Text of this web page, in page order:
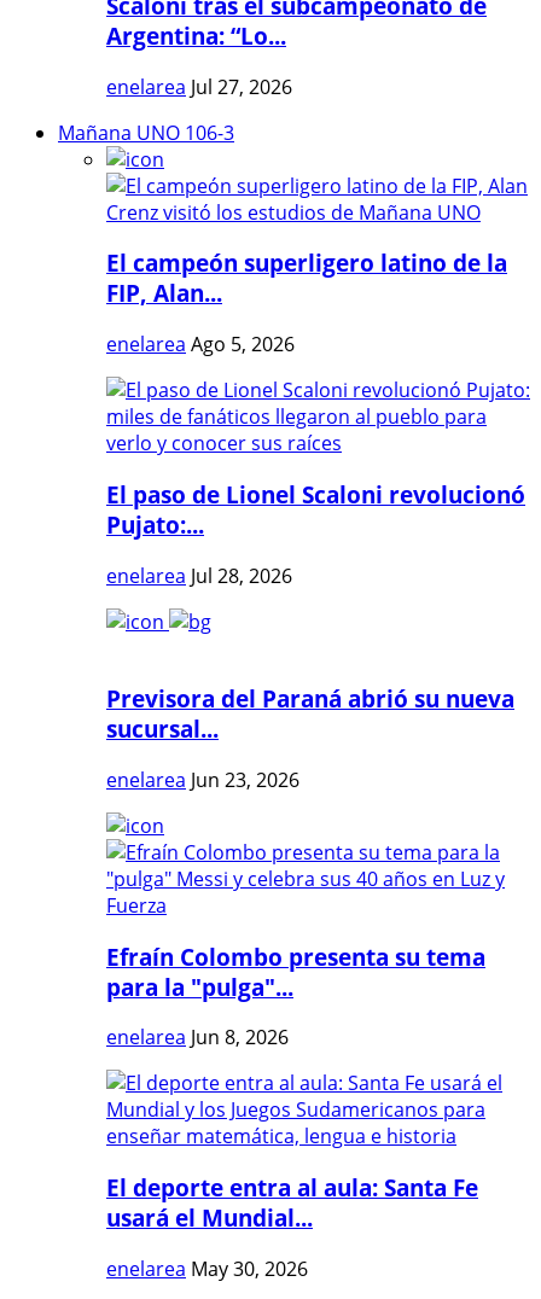
Argentina: “Lo...
enelarea Jul 27, 2026
Mañana UNO 106-3
El campeón superligero latino de la
FIP, Alan...
enelarea Ago 5, 2026
El paso de Lionel Scaloni revolucionó
Pujato:...
enelarea Jul 28, 2026
Previsora del Paraná abrió su nueva
sucursal...
enelarea Jun 23, 2026
Efraín Colombo presenta su tema
para la "pulga"...
enelarea Jun 8, 2026
El deporte entra al aula: Santa Fe
usará el Mundial...
enelarea May 30, 2026